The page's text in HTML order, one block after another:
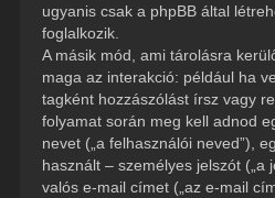
ugyanis csak a phpBB által
foglalkozik.
A másik mód, ami tárolásra
maga az interakció: például ha
tagként hozzászólást írsz vagy
folyamat során meg kell adnod
nevet („a felhasználói neved”),
használt – személyes jelszót („a
valós e-mail címet („az e-mail